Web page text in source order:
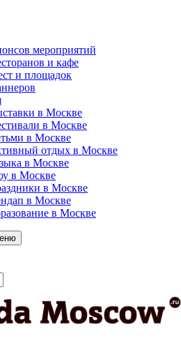
мероприятий
и кафе
и площадок
в Москве
в Москве
в Москве
отдых в Москве
в Москве
в Москве
в Москве
в Москве
в Москве